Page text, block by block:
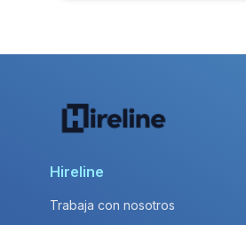
Hireline
Trabaja con nosotros